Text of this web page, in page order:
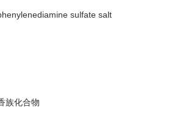
sulfate salt
族化合物